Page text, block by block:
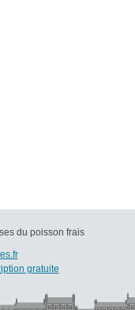
du poisson frais
gratuite